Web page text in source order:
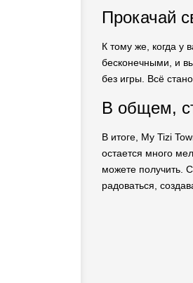
Прокачай
К тому же, когда у
бесконечными, и
без игры. Всё
В общем,
В итоге, My Tizi
остается много
можете получить.
радоваться,